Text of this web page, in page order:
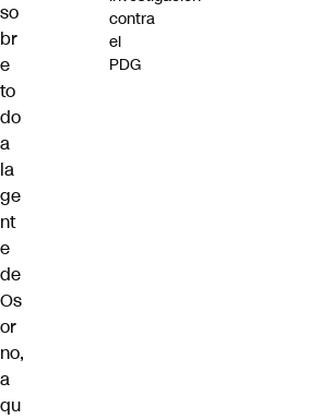
so
br
e
to
do
a
la
ge
nt
e
de
Os
or
no,
a
qu
contra
el
PDG